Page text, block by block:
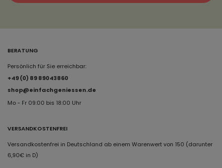
BERATUNG
Persönlich für Sie erreichbar:
+49 (0) 89 89043860
shop@einfachgeniessen.de
Mo - Fr 09:00 bis 18:00 Uhr
VERSANDKOSTENFREI
Versandkostenfrei in Deutschland ab einem Warenwert von 150 (darunter
6,90€ in D)